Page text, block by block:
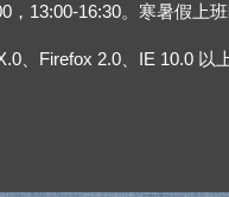
，13:00-16:30。寒暑假上
、Firefox 2.0、IE 10.0 以